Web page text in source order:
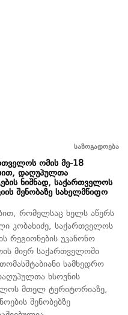
საზოგადოება
ომის მე-18
დაღუპულთა
ნიშნად, საქართველოს
შენობაზე სახელმწიფო
რომელსაც ხელს აწერს
კობახიძე, საქართველოს
რეგიონების უკანონო
მიერ საქართველოში
სამხედრო
ხსოვნის
მთელ ტერიტორიაზე,
შენობებზე